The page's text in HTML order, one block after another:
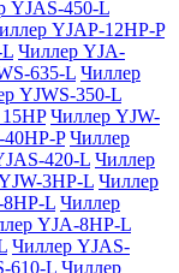
YJAS-450-L
YJAP-12HP-P
L Чиллер YJA-
635-L Чиллер
YJWS-350-L
Чиллер YJW-
P Чиллер
420-L Чиллер
3HP-L Чиллер
L Чиллер
YJA-8HP-L
Чиллер YJAS-
610-L Чиллер